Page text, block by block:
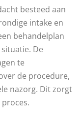
besteed aan
intake en
behandelplan
De
te
de procedure,
nazorg. Dit zorgt